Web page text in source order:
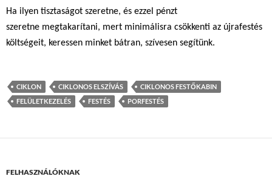
Ha ilyen tisztaságot szeretne, és ezzel pénzt
szeretne megtakarítani, mert minimálisra csökkenti az újrafestés
költségeit, keressen minket bátran, szívesen segítünk.
CIKLON CIKLONOS ELSZÍVÁS
CIKLONOS FESTŐKABIN
FELÜLETKEZELÉS
FESTÉS PORFESTÉS
FELHASZNÁLÓKNAK